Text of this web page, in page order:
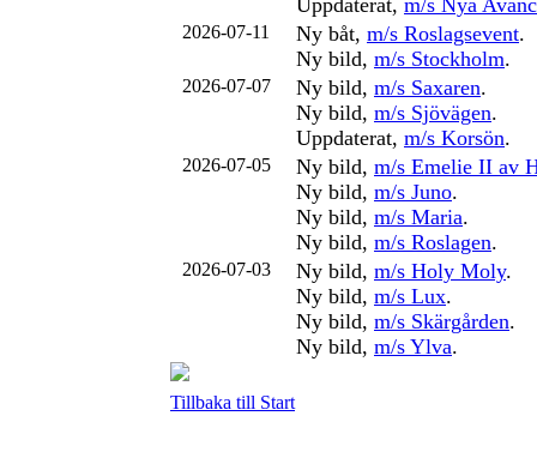
Uppdaterat, m/s Nya
2026-07-11 Ny båt, m/s Roslagsevent.
Ny bild, m/s Stockholm.
2026-07-07 Ny bild, m/s Saxaren.
Ny bild, m/s Sjövägen.
Uppdaterat, m/s Korsön.
2026-07-05 Ny bild, m/s Emelie II av
Ny bild, m/s Juno.
Ny bild, m/s Maria.
Ny bild, m/s Roslagen.
2026-07-03 Ny bild, m/s Holy Moly.
Ny bild, m/s Lux.
Ny bild, m/s Skärgården.
Ny bild, m/s Ylva.
Tillbaka till Start